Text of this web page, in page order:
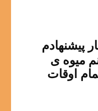
پیشنهادم
میوه ی
اوقات